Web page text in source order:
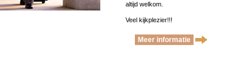
altijd welkom.
Veel kijkplezier!!!
Meer informatie